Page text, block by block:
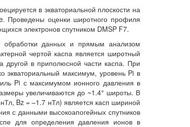
в экваториальной плоскости на
Проведены оценки широтного профиля
электронов спутником DMSP F7.
обработки данных и прямым анализом
чертой каспа является широтный
в приполюсной части каспа. При
экваториальный максимум, уровень Pi в
Pi с максимумом ионного давления в
увеличиваются до ~1.4° широты. В
Bz = –1.7 нТл) является касп шириной
с данными высокоапогейных спутников
для определения давления ионов в